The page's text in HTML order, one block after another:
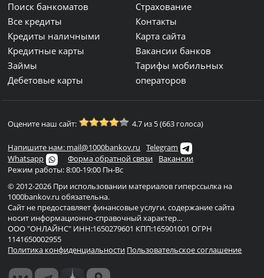
Поиск банкоматов
Все кредиты
Кредиты наличными
Кредитные карты
Займы
Дебетовые карты
Страхование
Контакты
Карта сайта
Вакансии банков
Тарифы мобильных
операторов
Оцените наш сайт: 4.7 из 5 (663 голоса)
Напишите нам: mail@1000bankov.ru
Telegram
Whatsapp
Форма обратной связи
Вакансии
Режим работы: 8:00-19:00 Пн-Вс
© 2012-2026 При использовании материалов гиперссылка на
1000bankov.ru обязательна.
Сайт не предоставляет финансовые услуги, содержание сайта
носит информационно-справочный характер...
ООО "ОНЛАЙНС" ИНН:1650279601 КПП:165901001 ОГРН
1141650002955
Политика конфиденциальности Пользовательское соглашение